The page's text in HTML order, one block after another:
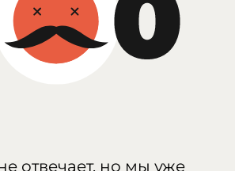
отвечает, но мы уже